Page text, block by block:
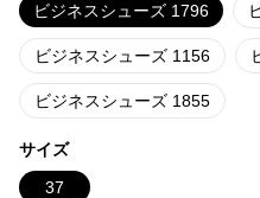
ビジネスシューズ 1796
ビジネスシューズ 1156
ビジネスシューズ 1855
サイズ
37